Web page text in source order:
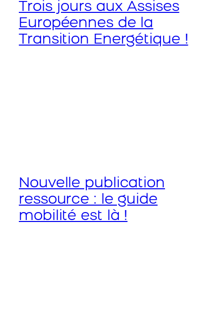
Trois jours aux Assises
Européennes de la
Transition Energétique !
Nouvelle publication
ressource : le guide
mobilité est là !